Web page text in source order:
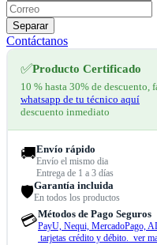
Separar
Contáctanos
✅Producto Certificado
10 % hasta 30% de
whatsapp de tu técnico aquí
descuento inmediato
🚚Envío rápido
Envío el mismo dia
Entrega de 1 a 3 días
🛡️Garantía incluida
En todos los productos
💳Métodos de Pago Seguros
PayU, Nequi, MercadoPago,
tarjetas crédito y débito. ver